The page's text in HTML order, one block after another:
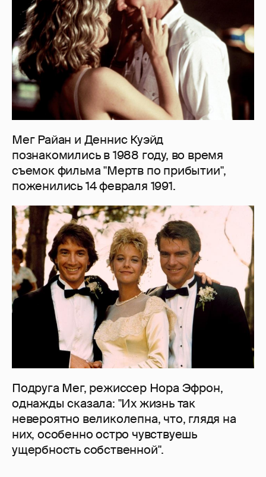
Мег Райан и Деннис Куэйд
познакомились в 1988 году, во время
съемок фильма "Мертв по прибытии",
поженились 14 февраля 1991.
Подруга Мег, режиссер Нора Эфрон,
однажды сказала: "Их жизнь так
невероятно великолепна, что, глядя на
них, особенно остро чувствуешь
ущербность собственной".